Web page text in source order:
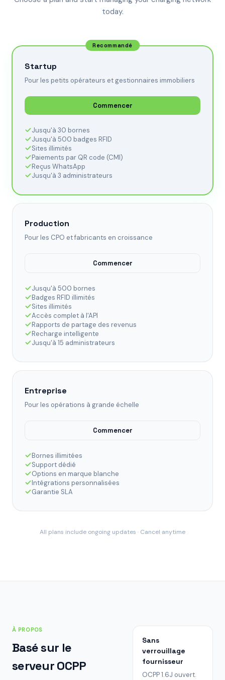
today.
Recommandé
Startup
Pour les petits opérateurs et gestionnaires immobiliers
Commencer
Jusqu'à 30 bornes
Jusqu'à 500 badges RFID
Sites illimités
Paiements par QR code (CMI)
Reçus WhatsApp
Jusqu'à 3 administrateurs
Production
Pour les CPO et fabricants en croissance
Commencer
Jusqu'à 500 bornes
Badges RFID illimités
Sites illimités
Accès complet à l'API
Rapports de partage des revenus
Recharge intelligente
Jusqu'à 15 administrateurs
Entreprise
Pour les opérations à grande échelle
Commencer
Bornes illimitées
Support dédié
Options en marque blanche
Intégrations personnalisées
Garantie SLA
All plans include ongoing updates · Cancel anytime
À PROPOS
Basé sur le
serveur OCPP
Sans
verrouillage
fournisseur
OCPP 1.6J ouvert.